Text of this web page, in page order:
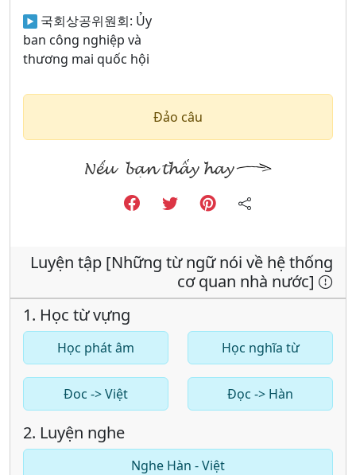
국회상공위원회: Ủy
ban công nghiệp và
thương mai quốc hội
Đảo câu
Luyện tập [Những từ ngữ nói về hệ thống
cơ quan nhà nước]
1. Học từ vựng
Học phát âm Học nghĩa từ
Đoc -> Việt Đọc -> Hàn
2. Luyện nghe
Nghe Hàn - Việt